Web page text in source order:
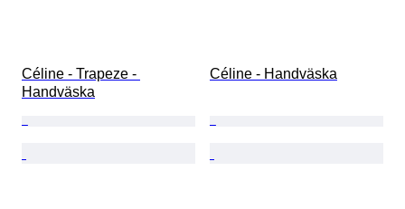
Céline - Trapeze -
Handväska
Céline - Handväska